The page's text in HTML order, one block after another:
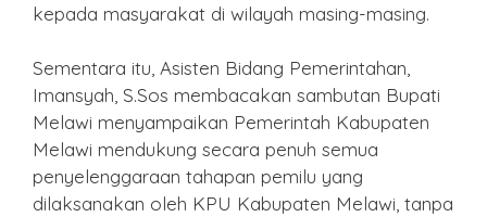
kepada masyarakat di wilayah masing-masing.
Sementara itu, Asisten Bidang Pemerintahan,
Imansyah, S.Sos membacakan sambutan Bupati
Melawi menyampaikan Pemerintah Kabupaten
Melawi mendukung secara penuh semua
penyelenggaraan tahapan pemilu yang
dilaksanakan oleh KPU Kabupaten Melawi, tanpa